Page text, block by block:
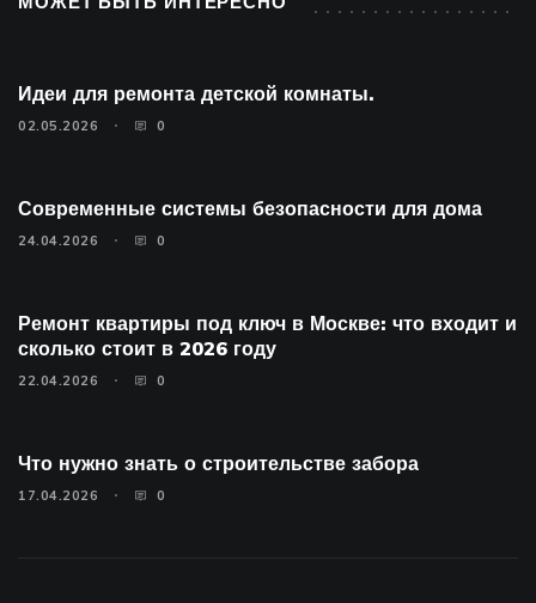
Идеи для ремонта детской комнаты.
02.05.2026 0
Современные системы безопасности для дома
24.04.2026 0
Ремонт квартиры под ключ в Москве: что входит и
сколько стоит в 2026 году
22.04.2026 0
Что нужно знать о строительстве забора
17.04.2026 0